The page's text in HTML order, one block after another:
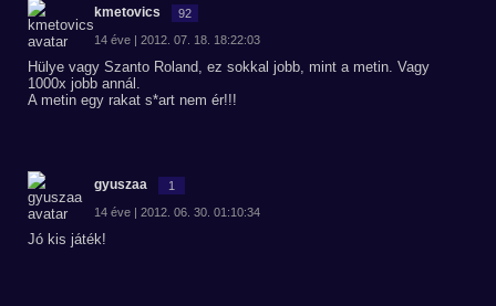
kmetovics 92
14 éve | 2012. 07. 18. 18:22:03
Hülye vagy Szanto Roland, ez sokkal jobb, mint a metin. Vagy
1000x jobb annál.
A metin egy rakat s*art nem ér!!!
gyuszaa 1
14 éve | 2012. 06. 30. 01:10:34
Jó kis játék!